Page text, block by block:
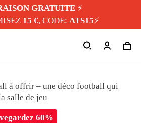
GRATUITE⚡️
15 €, CODE: ATS15⚡️
à offrir – une déco football qui
salle de jeu
60%